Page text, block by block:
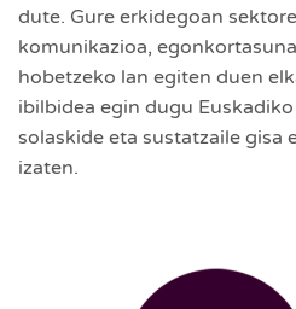
dute. Gure erkidegoan
komunikazioa,
hobetzeko lan egiten duen
ibilbidea egin dugu
solaskide eta sustatzaile gisa
izaten.